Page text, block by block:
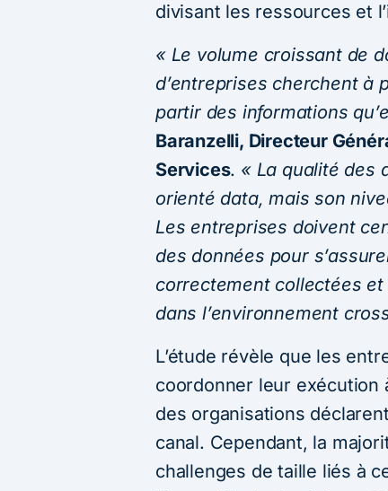
divisant les ressources et
« Le volume croissant de
d’entreprises cherchent à
partir des informations
Baranzelli, Directeur
Services. « La qualité des
orienté data, mais son
Les entreprises doivent
des données pour
correctement collectées
dans l’environnement
L’étude révèle que les
coordonner leur exécution
des organisations
canal. Cependant, la
challenges de taille liés à